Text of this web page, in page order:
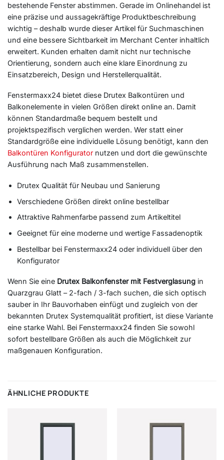
bestehende Fenster abstimmen. Gerade im Onlinehandel ist
eine präzise und aussagekräftige Produktbeschreibung
wichtig – deshalb wurde dieser Artikel für Suchmaschinen
und eine bessere Sichtbarkeit im Merchant Center inhaltlich
erweitert. Kunden erhalten damit nicht nur technische
Orientierung, sondern auch eine klare Einordnung zu
Einsatzbereich, Design und Herstellerqualität.
Fenstermaxx24 bietet diese Drutex Balkontüren und
Balkonelemente in vielen Größen direkt online an. Damit
können Standardmaße bequem bestellt und
projektspezifisch verglichen werden. Wer statt einer
Standardgröße eine individuelle Lösung benötigt, kann den
Balkontüren Konfigurator nutzen und dort die gewünschte
Ausführung nach Maß zusammenstellen.
Drutex Qualität für Neubau und Sanierung
Verschiedene Größen direkt online bestellbar
Attraktive Rahmenfarbe passend zum Artikeltitel
Geeignet für eine moderne und wertige Fassadenoptik
Bestellbar bei Fenstermaxx24 oder individuell über den
Konfigurator
Wenn Sie eine Drutex Balkonfenster mit Festverglasung in
Quarzgrau Glatt – 2-fach / 3-fach suchen, die sich optisch
sauber in Ihr Bauvorhaben einfügt und zugleich von der
bekannten Drutex Systemqualität profitiert, ist diese Variante
eine starke Wahl. Bei Fenstermaxx24 finden Sie sowohl
sofort bestellbare Größen als auch die Möglichkeit zur
maßgenauen Konfiguration.
ÄHNLICHE PRODUKTE